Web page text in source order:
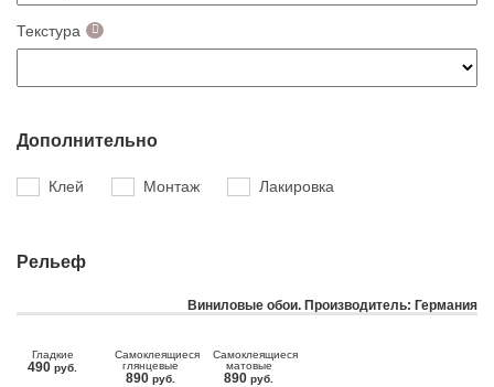
Текстура
Дополнительно
Клей Монтаж Лакировка
Рельеф
Виниловые обои. Производитель: Германия
Гладкие
490 руб.
Самоклеящиеся
глянцевые
890 руб.
Самоклеящиеся
матовые
890 руб.